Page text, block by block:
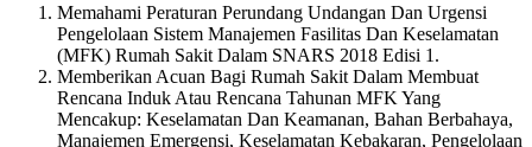
Memahami Peraturan Perundang Undangan Dan Urgensi
Pengelolaan Sistem Manajemen Fasilitas Dan Keselamatan
(MFK) Rumah Sakit Dalam SNARS 2018 Edisi 1.
Memberikan Acuan Bagi Rumah Sakit Dalam Membuat
Rencana Induk Atau Rencana Tahunan MFK Yang
Mencakup: Keselamatan Dan Keamanan, Bahan Berbahaya,
Manajemen Emergensi, Keselamatan Kebakaran, Pengelolaan